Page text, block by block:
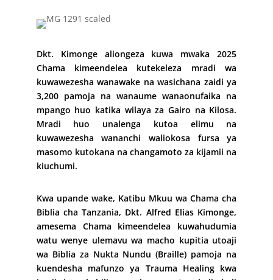
Dkt. Kimonge aliongeza kuwa mwaka 2025
Chama kimeendelea kutekeleza mradi wa
kuwawezesha wanawake na wasichana zaidi ya
3,200 pamoja na wanaume wanaonufaika na
mpango huo katika wilaya za Gairo na Kilosa.
Mradi huo unalenga kutoa elimu na
kuwawezesha wananchi waliokosa fursa ya
masomo kutokana na changamoto za kijamii na
kiuchumi.
Kwa upande wake, Katibu Mkuu wa Chama cha
Biblia cha Tanzania, Dkt. Alfred Elias Kimonge,
amesema Chama kimeendelea kuwahudumia
watu wenye ulemavu wa macho kupitia utoaji
wa Biblia za Nukta Nundu (Braille) pamoja na
kuendesha mafunzo ya Trauma Healing kwa